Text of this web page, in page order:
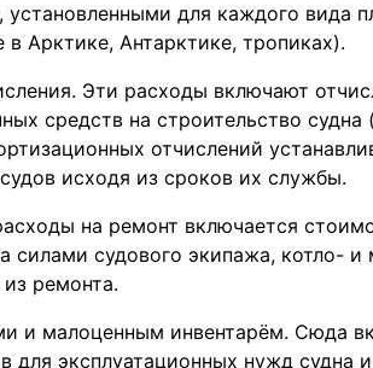
для каждого вида
в Арктике, Антарктике, тропиках).
Эти расходы включают
средств на строительство
отчислений
исходя из сроков их службы.
на ремонт включается
силами судового экипажа, котло-
ремонта.
и малоценным инвентарём. Сюда
для эксплуатационных нужд судна